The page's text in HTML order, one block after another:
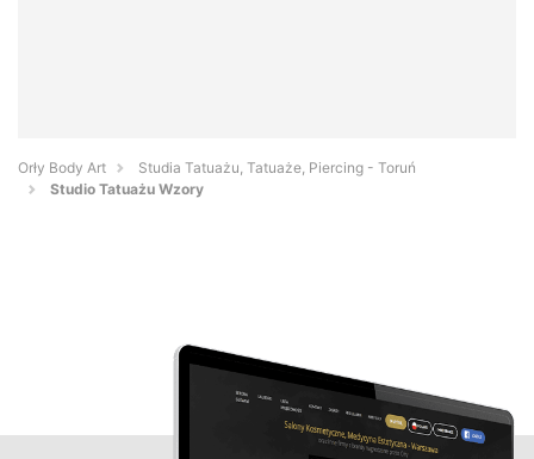
Orły Body Art
Studia Tatuażu, Tatuaże, Piercing - Toruń
Studio Tatuażu Wzory